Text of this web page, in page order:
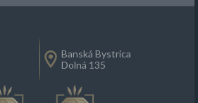
Banská Bystrica
Dolná 135